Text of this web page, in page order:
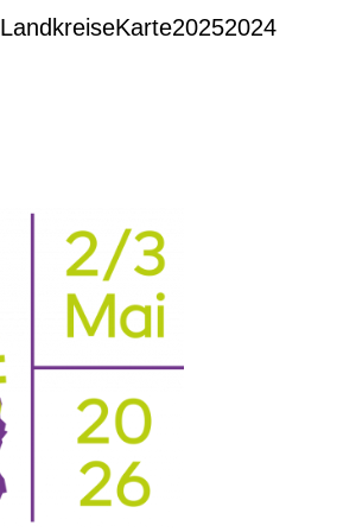
LandkreiseKarte20252024